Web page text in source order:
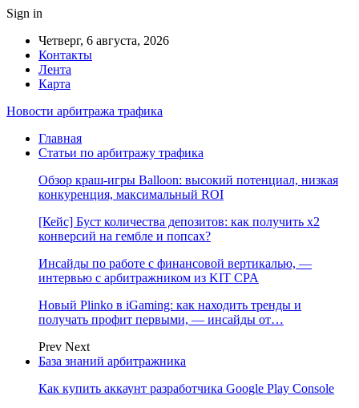
Sign in
Четверг, 6 августа, 2026
Контакты
Лента
Карта
Новости арбитража трафика
Главная
Статьи по арбитражу трафика
Обзор краш-игры Balloon: высокий потенциал, низкая
конкуренция, максимальный ROI
[Кейс] Буст количества депозитов: как получить х2
конверсий на гембле и попсах?
Инсайды по работе с финансовой вертикалью, —
интервью с арбитражником из KIT CPA
Новый Plinko в iGaming: как находить тренды и
получать профит первыми, — инсайды от…
Prev Next
База знаний арбитражника
Как купить аккаунт разработчика Google Play Console